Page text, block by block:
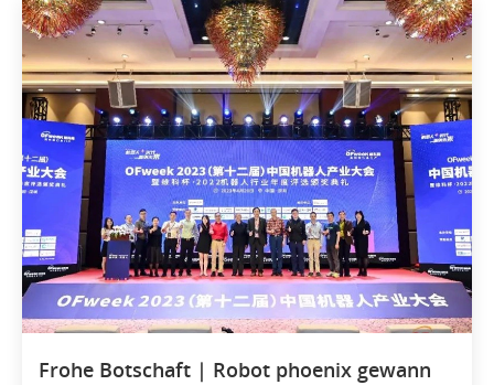
Frohe Botschaft | Robot phoenix gewann